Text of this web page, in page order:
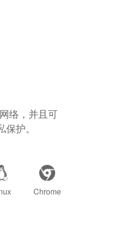
络，并且可
护。
Chrome